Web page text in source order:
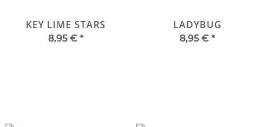
KEY LIME STARS
8,95 € *
LADYBUG
8,95 € *